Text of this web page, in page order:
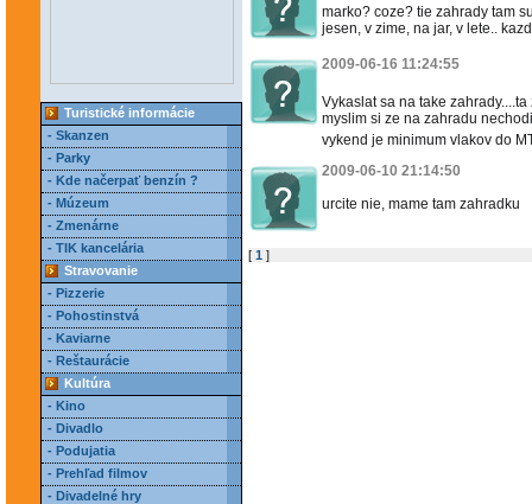
Turistické informácie
- Skanzen
- Parky
- Kde načerpať benzín ?
- Múzeum
- Zmenárne
- TIK kancelária
Stravovanie
- Pizzerie
- Pohostinstvá
- Kaviarne
- Reštaurácie
Kultúra
- Kino
- Divadlo
- Podujatia
- Prehľad filmov
- Divadelné hry
marko? coze? tie zahrady tam
jesen, v zime, na jar, v lete..
2009-06-16 11:24:55
Vykaslat sa na take
myslim si ze na zahradu
vykend je minimum vlakov do
2009-06-10 21:14:50
urcite nie, mame tam zahradku
[ 1 ]